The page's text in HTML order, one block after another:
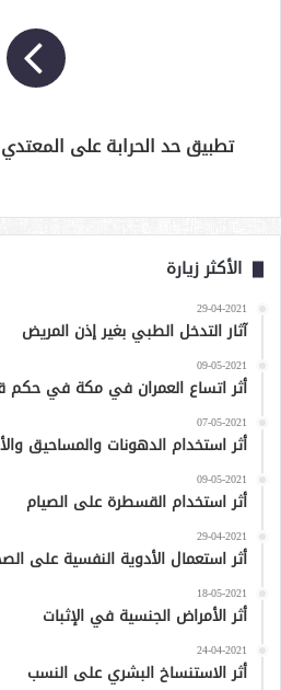
تطبيق حد الحرابة على
الأكثر زيارة
29-04-2021
آثار التدخل الطبي بغير إذن المريض
09-05-2021
أثر اتساع العمران في مكة في
07-05-2021
أثر استخدام الدهونات والمساحيق
09-05-2021
أثر استخدام القسطرة على الصيام
29-04-2021
أثر استعمال الأدوية النفسية على
18-05-2021
أثر الأمراض الجنسية في الإثبات
24-04-2021
أثر الاستنساخ البشري على النسب